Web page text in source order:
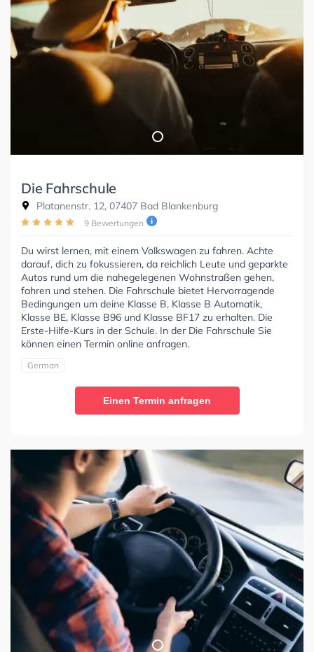
Die Fahrschule
Platanenstr. 12, 07407 Bad Blankenburg
9 Bewertungen
Du wirst lernen, mit einem Volkswagen zu fahren. Achte
darauf, dich zu fokussieren, da reichlich Leute und geparkte
Autos rund um die nahegelegenen Wohnstraßen gehen,
fahren und stehen. Die Fahrschule bietet Hervorragende
Bedingungen um deine Klasse B, Klasse B Automatik,
Klasse BE, Klasse B96 und Klasse BF17 zu erhalten. Die
Erste-Hilfe-Kurs in der Schule. In der Die Fahrschule Sie
können einen Termin online anfragen.
German
Einen Termin anfragen